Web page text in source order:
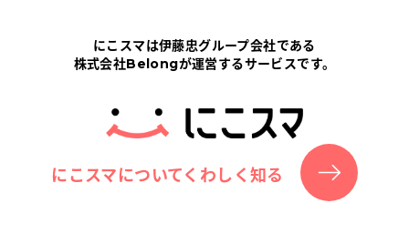
にこスマについて
サポートセンター
お客さまの声
にこスマは伊藤忠グループ会社である
株式会社Belongが運営するサービスです。
にこスマについてくわしく知る